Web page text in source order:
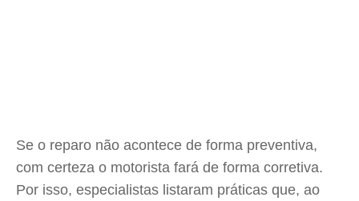
Se o reparo não acontece de forma preventiva,
com certeza o motorista fará de forma corretiva.
Por isso, especialistas listaram práticas que, ao